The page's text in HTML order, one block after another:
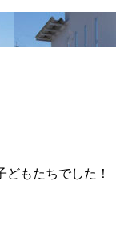
もたちでした！